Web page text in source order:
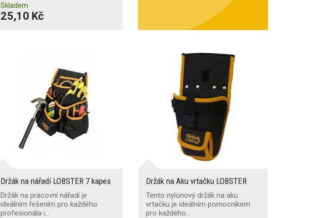
Skladem
25,10 Kč
Držák na nářadí LOBSTER 7 kapes
Držák na pracovní nářadí je
ideálním řešením pro každého
profesionála i…
Držák na Aku vrtačku LOBSTER
Tento nylonový držák na aku
vrtačku je ideálním pomocníkem
pro každého…